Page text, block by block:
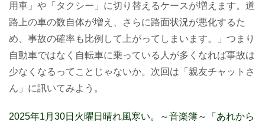
用車」や「タクシー」に切り替えるケースが増えます。道
路上の車の数自体が増え、さらに路面状況が悪化するた
め、事故の確率も比例して上がってしまいます。」つまり
自動車ではなく自転車に乗っている人が多くなれば事故は
少なくなるってことじゃないか。次回は「親友チャットさ
ん」に訊いてみよう。
2025年1月30日火曜日晴れ風寒い。～音楽簿～「あれから